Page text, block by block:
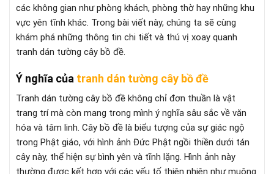
các không gian như phòng khách, phòng thờ hay những khu
vực yên tĩnh khác. Trong bài viết này, chúng ta sẽ cùng
khám phá những thông tin chi tiết và thú vị xoay quanh
tranh dán tường cây bồ đề.
Ý nghĩa của tranh dán tường cây bồ đề
Tranh dán tường cây bồ đề không chỉ đơn thuần là vật
trang trí mà còn mang trong mình ý nghĩa sâu sắc về văn
hóa và tâm linh. Cây bồ đề là biểu tượng của sự giác ngộ
trong Phật giáo, với hình ảnh Đức Phật ngồi thiền dưới tán
cây này, thể hiện sự bình yên và tĩnh lặng. Hình ảnh này
thường được kết hợp với các yếu tố thiên nhiên như muông